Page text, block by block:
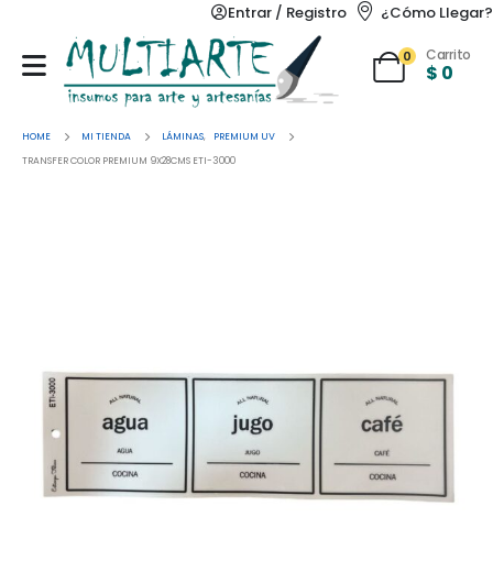
Entrar / Registro ¿Cómo Llegar?
0 Carrito
$ 0
HOME MI TIENDA LÁMINAS,
PREMIUM UV
TRANSFER COLOR PREMIUM 9X28CMS ETI-3000